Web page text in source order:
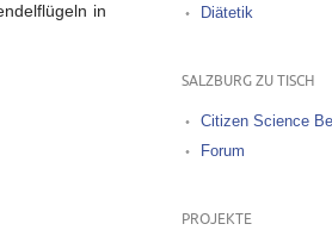
in
Diätetik
SALZBURG ZU TISCH
Citizen Science
Forum
PROJEKTE